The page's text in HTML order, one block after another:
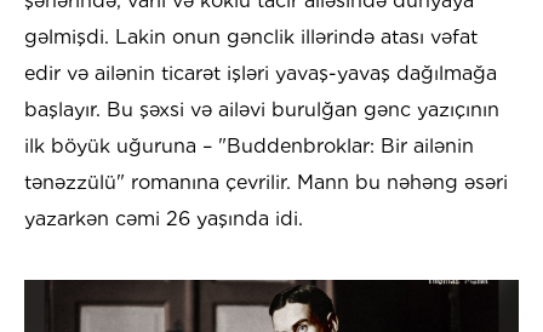
gəlmişdi. Lakin onun gənclik illərində atası vəfat
edir və ailənin ticarət işləri yavaş-yavaş dağılmağa
başlayır. Bu şəxsi və ailəvi burulğan gənc yazıçının
ilk böyük uğuruna – "Buddenbroklar: Bir ailənin
tənəzzülü" romanına çevrilir. Mann bu nəhəng əsəri
yazarkən cəmi 26 yaşında idi.